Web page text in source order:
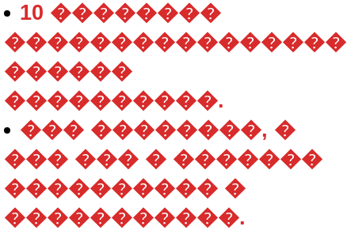
10 ��������
����������������
������
����������.
��� ��������, �
��� ��� � �������
���������� �
�����������.